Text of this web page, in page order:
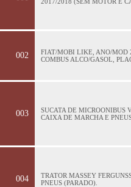
002
FIAT/MOBI LIKE, ANO/MOD
COMBUS ALCO/GASOL,
003
SUCATA DE MICROONIBUS
CAIXA DE MARCHA E
004
TRATOR MASSEY
PNEUS (PARADO).